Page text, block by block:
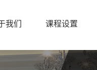
我们 课程设置